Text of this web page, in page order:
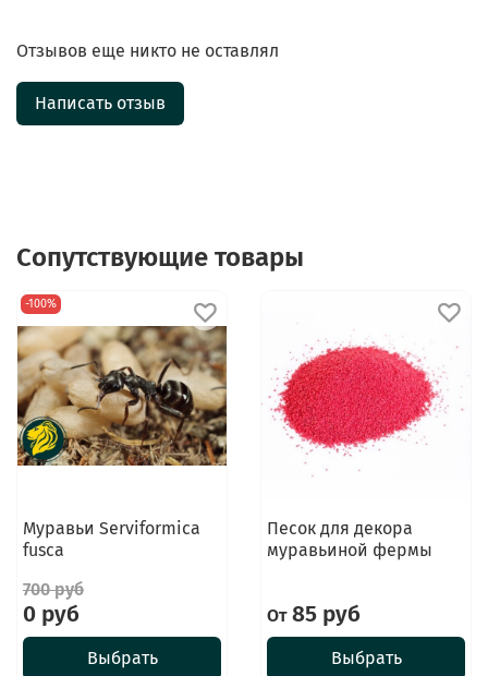
Отзывов еще никто не оставлял
Написать отзыв
Сопутствующие товары
-100%
Муравьи Serviformica
fusca
700 руб
0 руб
Выбрать
Песок для декора
муравьиной фермы
От85 руб
Выбрать